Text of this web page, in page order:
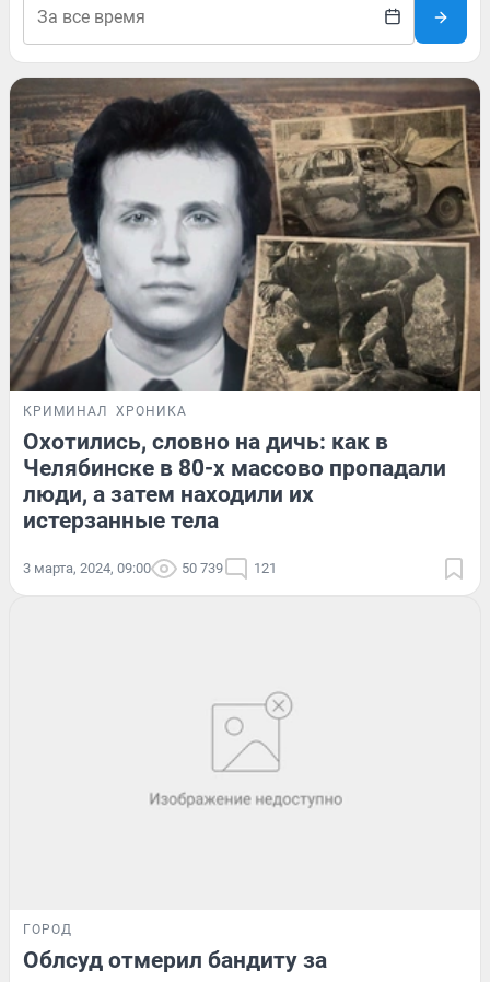
КРИМИНАЛ ХРОНИКА
Охотились, словно на дичь: как в
Челябинске в 80-х массово пропадали
люди, а затем находили их
истерзанные тела
3 марта, 2024, 09:00 50 739 121
ГОРОД
Облсуд отмерил бандиту за